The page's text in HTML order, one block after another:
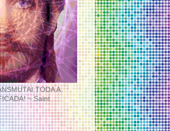
TODA A
~ Saint